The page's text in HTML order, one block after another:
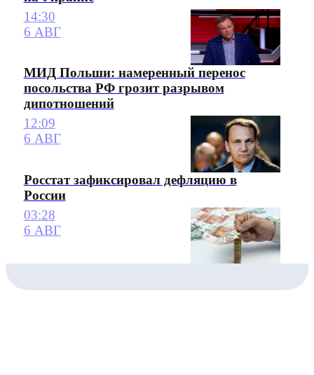
14:30
6 АВГ
МИД Польши: намеренный перенос
посольства РФ грозит разрывом
дипотношений
12:09
6 АВГ
Росстат зафиксировал дефляцию в
России
03:28
6 АВГ